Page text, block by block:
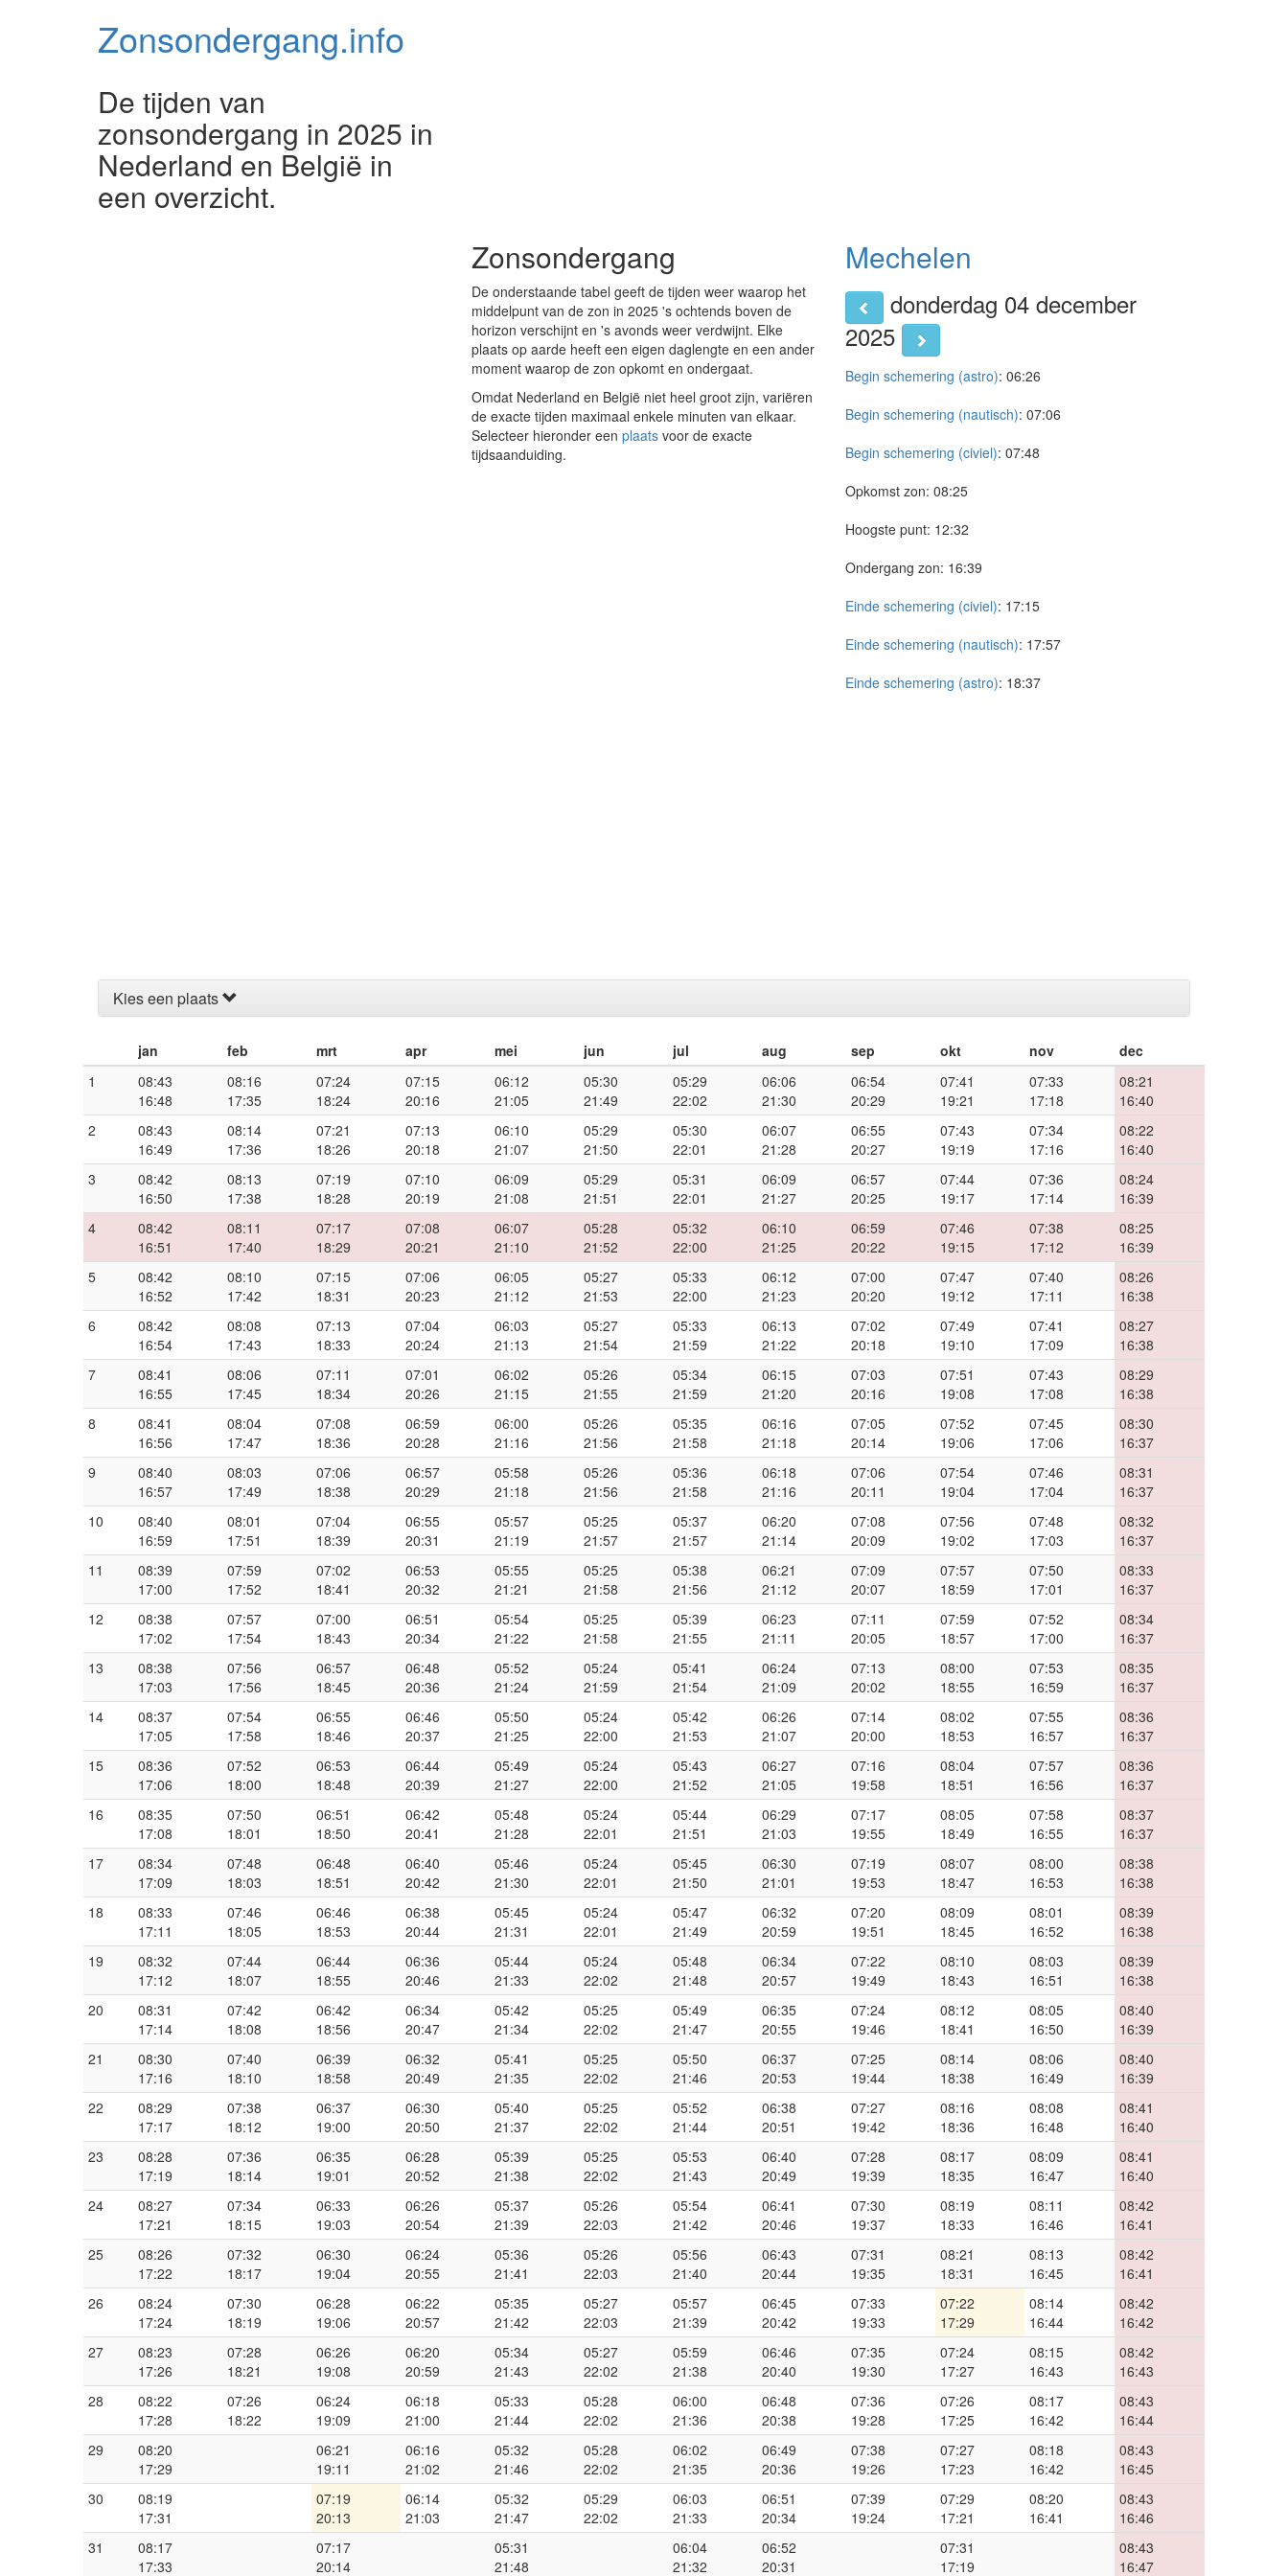
Zonsondergang.info
De tijden van
zonsondergang in 2025 in
Nederland en België in
een overzicht.
Zonsondergang
De onderstaande tabel geeft de tijden weer waarop het
middelpunt van de zon in 2025 's ochtends boven de
horizon verschijnt en 's avonds weer verdwijnt. Elke
plaats op aarde heeft een eigen daglengte en een ander
moment waarop de zon opkomt en ondergaat.
Omdat Nederland en België niet heel groot zijn, variëren
de exacte tijden maximaal enkele minuten van elkaar.
Selecteer hieronder een plaats voor de exacte
tijdsaanduiding.
Mechelen
donderdag 04 december
2025
Begin schemering (astro): 06:26
Begin schemering (nautisch): 07:06
Begin schemering (civiel): 07:48
Opkomst zon: 08:25
Hoogste punt: 12:32
Ondergang zon: 16:39
Einde schemering (civiel): 17:15
Einde schemering (nautisch): 17:57
Einde schemering (astro): 18:37
Kies een plaats
jan feb mrt apr mei jun jul aug sep okt nov
dec
1
08:43
16:48
08:16
17:35
07:24
18:24
07:15
20:16
06:12
21:05
05:30
21:49
05:29
22:02
06:06
21:30
06:54
20:29
07:41
19:21
07:33
17:18
08:21
16:40
2
08:43
16:49
08:14
17:36
07:21
18:26
07:13
20:18
06:10
21:07
05:29
21:50
05:30
22:01
06:07
21:28
06:55
20:27
07:43
19:19
07:34
17:16
08:22
16:40
3
08:42
16:50
08:13
17:38
07:19
18:28
07:10
20:19
06:09
21:08
05:29
21:51
05:31
22:01
06:09
21:27
06:57
20:25
07:44
19:17
07:36
17:14
08:24
16:39
4
08:42
16:51
08:11
17:40
07:17
18:29
07:08
20:21
06:07
21:10
05:28
21:52
05:32
22:00
06:10
21:25
06:59
20:22
07:46
19:15
07:38
17:12
08:25
16:39
5
08:42
16:52
08:10
17:42
07:15
18:31
07:06
20:23
06:05
21:12
05:27
21:53
05:33
22:00
06:12
21:23
07:00
20:20
07:47
19:12
07:40
17:11
08:26
16:38
6
08:42
16:54
08:08
17:43
07:13
18:33
07:04
20:24
06:03
21:13
05:27
21:54
05:33
21:59
06:13
21:22
07:02
20:18
07:49
19:10
07:41
17:09
08:27
16:38
7
08:41
16:55
08:06
17:45
07:11
18:34
07:01
20:26
06:02
21:15
05:26
21:55
05:34
21:59
06:15
21:20
07:03
20:16
07:51
19:08
07:43
17:08
08:29
16:38
8
08:41
16:56
08:04
17:47
07:08
18:36
06:59
20:28
06:00
21:16
05:26
21:56
05:35
21:58
06:16
21:18
07:05
20:14
07:52
19:06
07:45
17:06
08:30
16:37
9
08:40
16:57
08:03
17:49
07:06
18:38
06:57
20:29
05:58
21:18
05:26
21:56
05:36
21:58
06:18
21:16
07:06
20:11
07:54
19:04
07:46
17:04
08:31
16:37
10
08:40
16:59
08:01
17:51
07:04
18:39
06:55
20:31
05:57
21:19
05:25
21:57
05:37
21:57
06:20
21:14
07:08
20:09
07:56
19:02
07:48
17:03
08:32
16:37
11
08:39
17:00
07:59
17:52
07:02
18:41
06:53
20:32
05:55
21:21
05:25
21:58
05:38
21:56
06:21
21:12
07:09
20:07
07:57
18:59
07:50
17:01
08:33
16:37
12
08:38
17:02
07:57
17:54
07:00
18:43
06:51
20:34
05:54
21:22
05:25
21:58
05:39
21:55
06:23
21:11
07:11
20:05
07:59
18:57
07:52
17:00
08:34
16:37
13
08:38
17:03
07:56
17:56
06:57
18:45
06:48
20:36
05:52
21:24
05:24
21:59
05:41
21:54
06:24
21:09
07:13
20:02
08:00
18:55
07:53
16:59
08:35
16:37
14
08:37
17:05
07:54
17:58
06:55
18:46
06:46
20:37
05:50
21:25
05:24
22:00
05:42
21:53
06:26
21:07
07:14
20:00
08:02
18:53
07:55
16:57
08:36
16:37
15
08:36
17:06
07:52
18:00
06:53
18:48
06:44
20:39
05:49
21:27
05:24
22:00
05:43
21:52
06:27
21:05
07:16
19:58
08:04
18:51
07:57
16:56
08:36
16:37
16
08:35
17:08
07:50
18:01
06:51
18:50
06:42
20:41
05:48
21:28
05:24
22:01
05:44
21:51
06:29
21:03
07:17
19:55
08:05
18:49
07:58
16:55
08:37
16:37
17
08:34
17:09
07:48
18:03
06:48
18:51
06:40
20:42
05:46
21:30
05:24
22:01
05:45
21:50
06:30
21:01
07:19
19:53
08:07
18:47
08:00
16:53
08:38
16:38
18
08:33
17:11
07:46
18:05
06:46
18:53
06:38
20:44
05:45
21:31
05:24
22:01
05:47
21:49
06:32
20:59
07:20
19:51
08:09
18:45
08:01
16:52
08:39
16:38
19
08:32
17:12
07:44
18:07
06:44
18:55
06:36
20:46
05:44
21:33
05:24
22:02
05:48
21:48
06:34
20:57
07:22
19:49
08:10
18:43
08:03
16:51
08:39
16:38
20
08:31
17:14
07:42
18:08
06:42
18:56
06:34
20:47
05:42
21:34
05:25
22:02
05:49
21:47
06:35
20:55
07:24
19:46
08:12
18:41
08:05
16:50
08:40
16:39
21
08:30
17:16
07:40
18:10
06:39
18:58
06:32
20:49
05:41
21:35
05:25
22:02
05:50
21:46
06:37
20:53
07:25
19:44
08:14
18:38
08:06
16:49
08:40
16:39
22
08:29
17:17
07:38
18:12
06:37
19:00
06:30
20:50
05:40
21:37
05:25
22:02
05:52
21:44
06:38
20:51
07:27
19:42
08:16
18:36
08:08
16:48
08:41
16:40
23
08:28
17:19
07:36
18:14
06:35
19:01
06:28
20:52
05:39
21:38
05:25
22:02
05:53
21:43
06:40
20:49
07:28
19:39
08:17
18:35
08:09
16:47
08:41
16:40
24
08:27
17:21
07:34
18:15
06:33
19:03
06:26
20:54
05:37
21:39
05:26
22:03
05:54
21:42
06:41
20:46
07:30
19:37
08:19
18:33
08:11
16:46
08:42
16:41
25
08:26
17:22
07:32
18:17
06:30
19:04
06:24
20:55
05:36
21:41
05:26
22:03
05:56
21:40
06:43
20:44
07:31
19:35
08:21
18:31
08:13
16:45
08:42
16:41
26
08:24
17:24
07:30
18:19
06:28
19:06
06:22
20:57
05:35
21:42
05:27
22:03
05:57
21:39
06:45
20:42
07:33
19:33
07:22
17:29
08:14
16:44
08:42
16:42
27
08:23
17:26
07:28
18:21
06:26
19:08
06:20
20:59
05:34
21:43
05:27
22:02
05:59
21:38
06:46
20:40
07:35
19:30
07:24
17:27
08:15
16:43
08:42
16:43
28
08:22
17:28
07:26
18:22
06:24
19:09
06:18
21:00
05:33
21:44
05:28
22:02
06:00
21:36
06:48
20:38
07:36
19:28
07:26
17:25
08:17
16:42
08:43
16:44
29
08:20
17:29
06:21
19:11
06:16
21:02
05:32
21:46
05:28
22:02
06:02
21:35
06:49
20:36
07:38
19:26
07:27
17:23
08:18
16:42
08:43
16:45
30
08:19
17:31
07:19
20:13
06:14
21:03
05:32
21:47
05:29
22:02
06:03
21:33
06:51
20:34
07:39
19:24
07:29
17:21
08:20
16:41
08:43
16:46
31
08:17
17:33
07:17
20:14
05:31
21:48
06:04
21:32
06:52
20:31
07:31
17:19
08:43
16:47